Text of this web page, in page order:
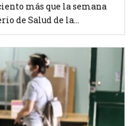
más que la semana
de Salud de la...